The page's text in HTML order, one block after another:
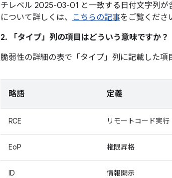
チレベル 2025-03-01 と一致する日付文字列が
について詳しくは、 こちらの記事をご覧くださ
2. 「タイプ」 列の項目はどういう意味ですか？
脆弱性の詳細の表で「タイプ」 列に記載した項
略語 定義
RCE リモートコード実行
EoP 権限昇格
ID 情報開示